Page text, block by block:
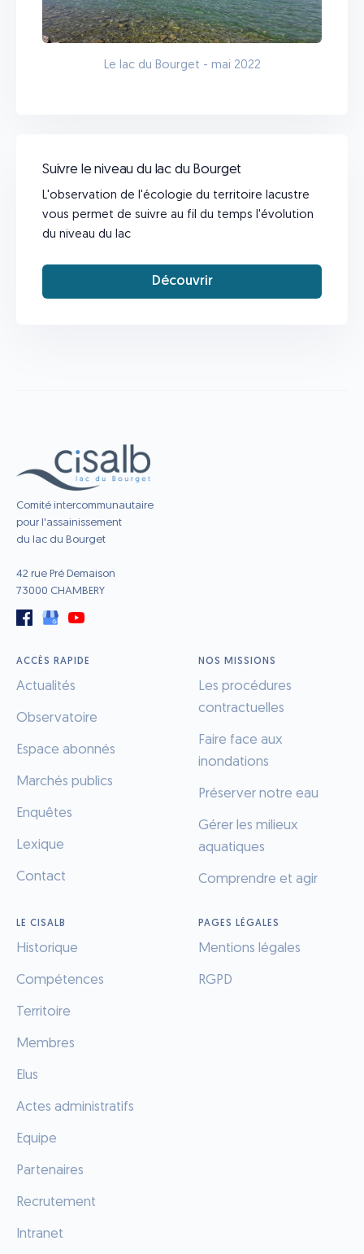
Le lac du Bourget - mai 2022
Suivre le niveau du lac du Bourget
L'observation de l'écologie du territoire lacustre
vous permet de suivre au fil du temps l'évolution
du niveau du lac
Découvrir
Comité intercommunautaire
pour l'assainissement
du lac du Bourget
42 rue Pré Demaison
73000 CHAMBERY
ACCÈS RAPIDE
Actualités
Observatoire
Espace abonnés
Marchés publics
Enquêtes
Lexique
Contact
NOS MISSIONS
Les procédures
contractuelles
Faire face aux
inondations
Préserver notre eau
Gérer les milieux
aquatiques
Comprendre et agir
LE CISALB
Historique
Compétences
Territoire
Membres
Elus
Actes administratifs
Equipe
Partenaires
Recrutement
Intranet
PAGES LÉGALES
Mentions légales
RGPD